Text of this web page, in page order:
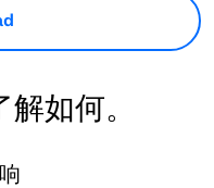
如何。